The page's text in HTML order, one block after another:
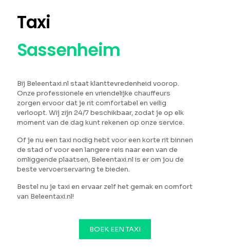
Taxi
Sassenheim
Bij Beleentaxi.nl staat klanttevredenheid voorop.
Onze professionele en vriendelijke chauffeurs
zorgen ervoor dat je rit comfortabel en veilig
verloopt. Wij zijn 24/7 beschikbaar, zodat je op elk
moment van de dag kunt rekenen op onze service.
Of je nu een taxi nodig hebt voor een korte rit binnen
de stad of voor een langere reis naar een van de
omliggende plaatsen, Beleentaxi.nl is er om jou de
beste vervoerservaring te bieden.
Bestel nu je taxi en ervaar zelf het gemak en comfort
van Beleentaxi.nl!
BOEK EEN TAXI